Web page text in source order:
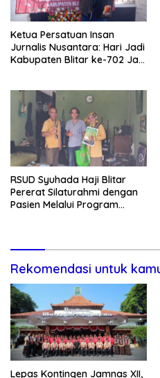
Ketua Persatuan Insan
Jurnalis Nusantara: Hari Jadi
Kabupaten Blitar ke-702 Jadi
RSUD Syuhada Haji Blitar
Pererat Silaturahmi dengan
Pasien Melalui Program
Rekomendasi untuk
Lepas Kontingen Jamnas XII,